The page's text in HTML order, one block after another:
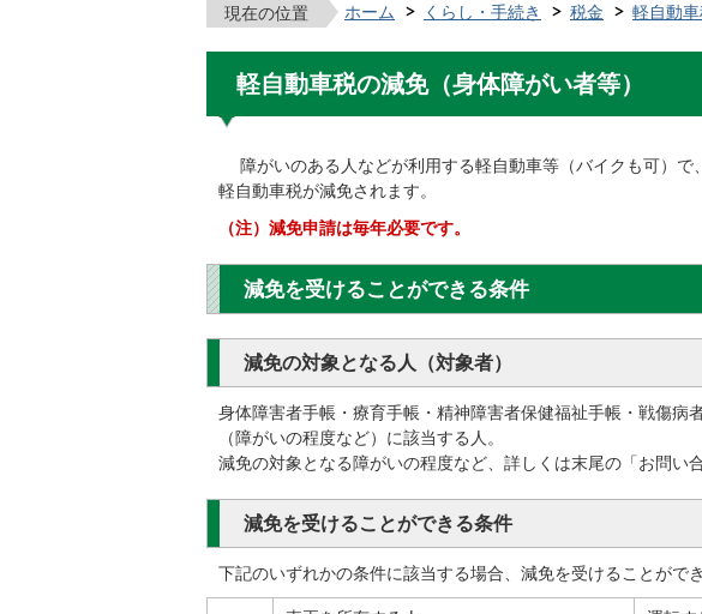
現在の位置 ホーム くらし・手続き 税金 軽自動
軽自動車税の減免（身体障がい者等）
障がいのある人などが利用する軽自動車等（バイクも可）で
軽自動車税が減免されます。
（注）減免申請は毎年必要です。
減免を受けることができる条件
減免の対象となる人（対象者）
身体障害者手帳・療育手帳・精神障害者保健福祉手帳・戦傷病
（障がいの程度など）に該当する人。
減免の対象となる障がいの程度など、詳しくは末尾の「お問い
減免を受けることができる条件
下記のいずれかの条件に該当する場合、減免を受けることができ